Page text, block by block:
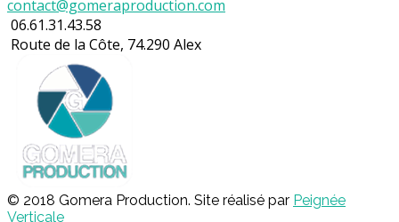
contact@gomeraproduction.com
06.61.31.43.58
Route de la Côte, 74.290 Alex
© 2018 Gomera Production. Site réalisé par Peignée
Verticale